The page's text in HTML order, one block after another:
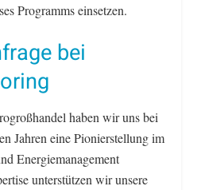
Programms einsetzen.
bei
haben wir uns bei
Jahren eine Pionierstellung im
Energiemanagement
unterstützen wir unsere